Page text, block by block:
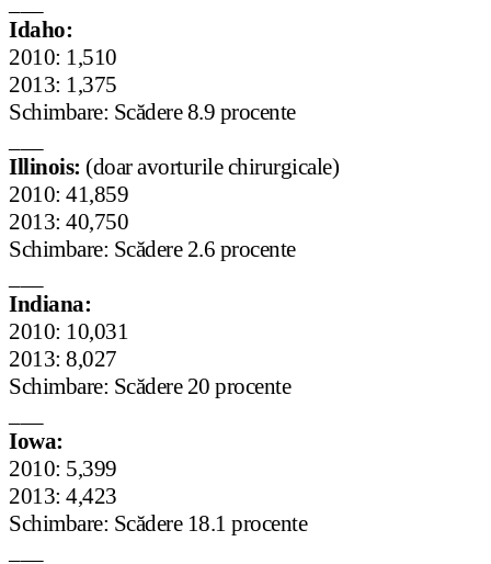
Idaho:
2010: 1,510
2013: 1,375
Schimbare: Scădere 8.9 procente
Illinois: (doar avorturile chirurgicale)
2010: 41,859
2013: 40,750
Schimbare: Scădere 2.6 procente
Indiana:
2010: 10,031
2013: 8,027
Schimbare: Scădere 20 procente
Iowa:
2010: 5,399
2013: 4,423
Schimbare: Scădere 18.1 procente